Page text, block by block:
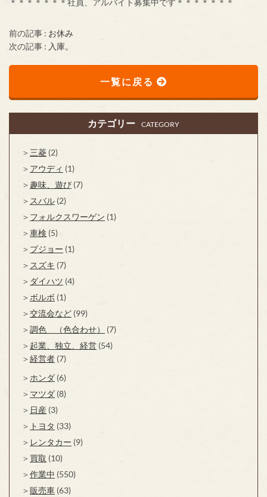
＊＊＊＊＊＊＊社員、アルバイト募集中です＊＊＊＊＊＊＊
前の記事 : お休み
次の記事 : 入庫。
一覧に戻る
カテゴリー CATEGORY
三菱 (2)
アウディ (1)
趣味、遊び (7)
スバル (2)
フォルクスワーゲン (1)
車検 (5)
プジョー (1)
スズキ (7)
ダイハツ (4)
ボルボ (1)
交流会など (99)
調色 （色合わせ）
(7)
起業、独立、経営 (54)
経営者 (7)
ホンダ (6)
マツダ (8)
日産 (3)
トヨタ (33)
レンタカー (9)
買取 (10)
作業中 (550)
販売車 (63)